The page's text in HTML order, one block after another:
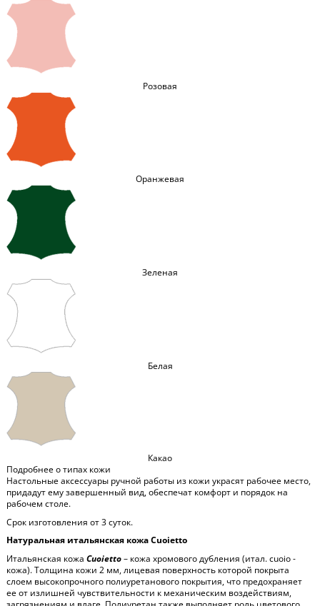
Розовая
Оранжевая
Зеленая
Белая
Какао
Подробнее о типах кожи
Настольные аксессуары ручной работы из кожи украсят рабочее место,
придадут ему завершенный вид, обеспечат комфорт и порядок на
рабочем столе.
Срок изготовления от 3 суток.
Натуральная итальянская кожа Cuoietto
Итальянская кожа Cuoietto– кожа хромового дубления (итал. cuoio -
кожа). Толщина кожи 2 мм, лицевая поверхность которой покрыта
слоем высокопрочного полиуретанового покрытия, что предохраняет
ее от излишней чувствительности к механическим воздействиям,